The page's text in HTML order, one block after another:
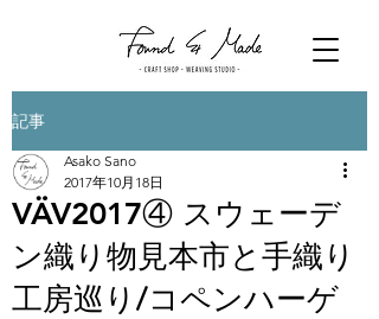
記事
VÄV2017④ スウェーデ
ン織り物見本市と手織り
工房巡り/コペンハーゲ
Asako Sano
2017年10月18日